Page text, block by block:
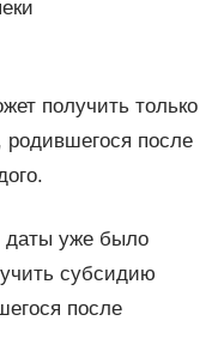
получить только
родившегося после
даты уже было
субсидию
после